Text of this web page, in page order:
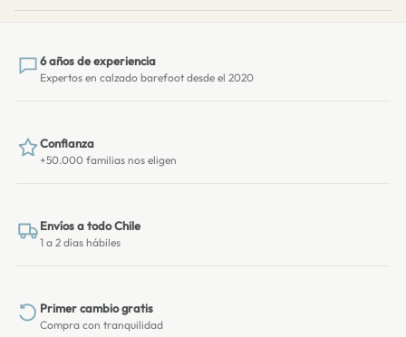
6 años de experiencia
Expertos en calzado barefoot desde el 2020
Confianza
+50.000 familias nos eligen
Envíos a todo Chile
1 a 2 días hábiles
Primer cambio gratis
Compra con tranquilidad